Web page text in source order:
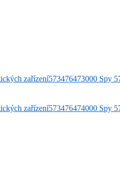
573476473000 Spy
573476474000 Spy